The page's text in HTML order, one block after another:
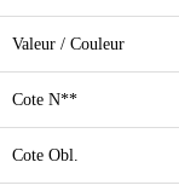
Valeur / Couleur
Cote N**
Cote Obl.